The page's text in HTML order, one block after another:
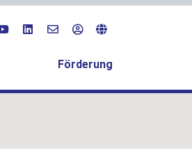
Förderung